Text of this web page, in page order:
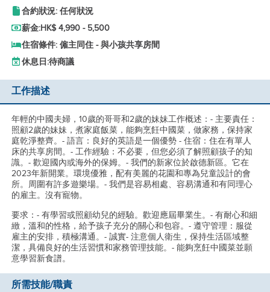
合約狀況: 任何狀況
薪金:HK$ 4,990 - 5,500
住宿條件: 僱主同住 - 與小孩共享房間
休息日:待商議
工作描述
年輕的中國夫婦，10歲的哥哥和2歲的妹妹工作概述：- 主要責任：
照顧2歲的妹妹，煮家庭飯菜，能夠烹飪中國菜，做家務，保持家
庭乾淨整齊。- 語言：良好的英語是一個優勢 - 住宿：住在有單人
床的共享房間。- 工作經驗：不必要，但您必須了解照顧孩子的知
識。- 歡迎國內或海外的保姆。- 我們的新家位於啟德新區。它在
2023年新開業。環境優雅，配有美麗的花園和專為兒童設計的會
所。周圍有許多遊樂場。- 我們是容易相處、容易溝通和有同理心
的雇主。沒有寵物。
要求：- 有學習或照顧幼兒的經驗。歡迎應屆畢業生。- 有耐心和細
緻，溫和的性格，給予孩子充分的關心和包容。- 遵守管理：服從
雇主的安排，積極溝通。- 誠實- 注意個人衛生，保持生活區域整
潔，具備良好的生活習慣和家務管理技能。- 能夠烹飪中國菜並願
意學習新食譜。
所需技能/職責